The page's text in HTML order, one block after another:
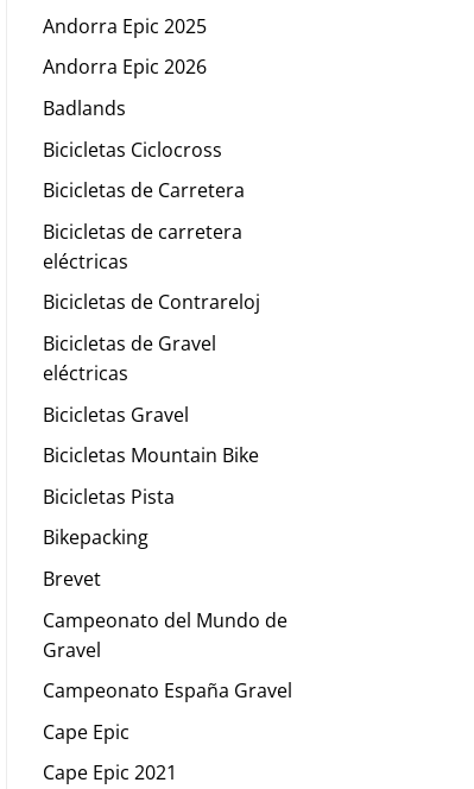
Andorra Epic 2025
Andorra Epic 2026
Badlands
Bicicletas Ciclocross
Bicicletas de Carretera
Bicicletas de carretera
eléctricas
Bicicletas de Contrareloj
Bicicletas de Gravel
eléctricas
Bicicletas Gravel
Bicicletas Mountain Bike
Bicicletas Pista
Bikepacking
Brevet
Campeonato del Mundo de
Gravel
Campeonato España Gravel
Cape Epic
Cape Epic 2021